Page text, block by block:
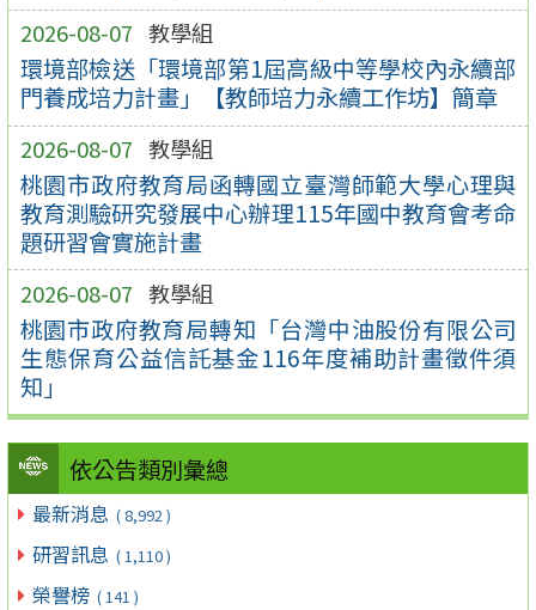
2026-08-07 教學組
環境部檢送「環境部第1屆高級中等學校內永續部
門養成培力計畫」【教師培力永續工作坊】簡章
2026-08-07 教學組
桃園市政府教育局函轉國立臺灣師範大學心理與
教育測驗研究發展中心辦理115年國中教育會考命
題研習會實施計畫
2026-08-07 教學組
桃園市政府教育局轉知「台灣中油股份有限公司
生態保育公益信託基金116年度補助計畫徵件須
知」
依公告類別彙總
最新消息 ( 8,992 )
研習訊息 ( 1,110 )
榮譽榜 ( 141 )